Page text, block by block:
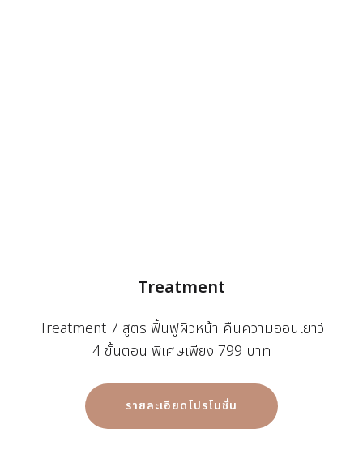
Treatment
Treatment 7 สูตร ฟื้นฟูผิวหน้า คืนความอ่อนเยาว์
4 ขั้นตอน พิเศษเพียง 799 บาท
รายละเอียดโปรโมชั่น